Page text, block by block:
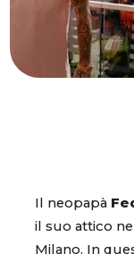
Il neopapà
il suo attico
Milano. In